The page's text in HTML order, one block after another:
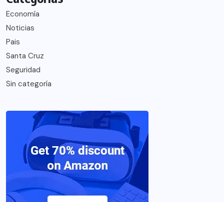
Economía
Noticias
Pais
Santa Cruz
Seguridad
Sin categoría